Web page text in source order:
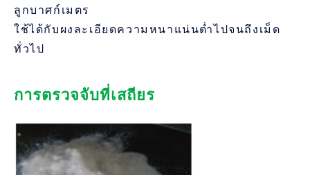
ลูกบาศก์เมตร
ใช้ได้กับผงละเอียดความหนาแน่นต่ำไปจนถึงเม็ด
ทั่วไป
การตรวจจับที่เสถียร